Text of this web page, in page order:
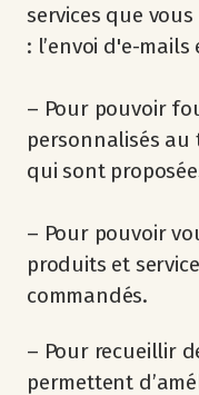
services que
: l’envoi d'e-
– Pour pouvoir
personnalisés au
qui sont
– Pour pouvoir
produits et
commandés.
– Pour recueillir
permettent